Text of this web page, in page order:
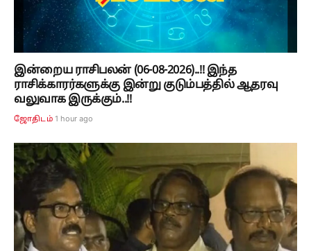
இன்றைய ராசிபலன் (06-08-2026)..!! இந்த
ராசிக்காரர்களுக்கு இன்று குடும்பத்தில் ஆதரவு
வலுவாக இருக்கும்..!!
ஜோதிடம் 1 hour ago